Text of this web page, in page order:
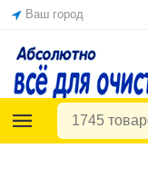
Ваш город